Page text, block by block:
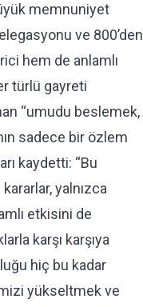
memnuniyet
ve 800’den
hem de anlamlı
türlü gayreti
“umudu beslemek,
sadece bir özlem
kaydetti: “Bu
yalnızca
etkisini de
karşı karşıya
hiç bu kadar
yükseltmek ve